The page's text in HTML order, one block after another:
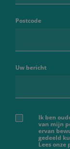
Postcode
Uw bericht
Ik ben
van mijn
ervan
gedeeld
Lees